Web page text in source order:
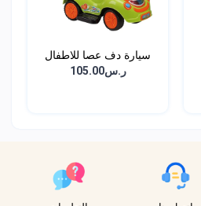
سيارة دف عصا للاطفال
ر.س105.00